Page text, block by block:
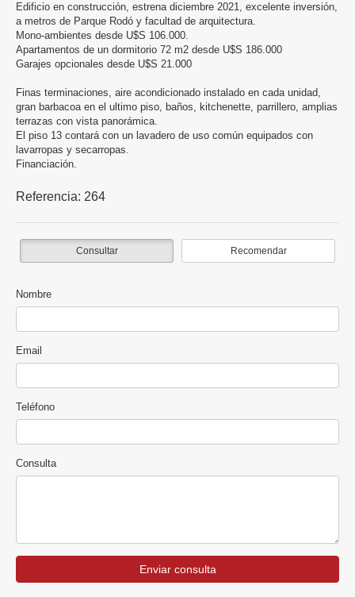
Edificio en construcción, estrena diciembre 2021, excelente inversión,
a metros de Parque Rodó y facultad de arquitectura.
Mono-ambientes desde U$S 106.000.
Apartamentos de un dormitorio 72 m2 desde U$S 186.000
Garajes opcionales desde U$S 21.000
Finas terminaciones, aire acondicionado instalado en cada unidad,
gran barbacoa en el ultimo piso, baños, kitchenette, parrillero, amplias
terrazas con vista panorámica.
El piso 13 contará con un lavadero de uso común equipados con
lavarropas y secarropas.
Financiación.
Referencia: 264
Consultar Recomendar
Nombre
Email
Teléfono
Consulta
Enviar consulta